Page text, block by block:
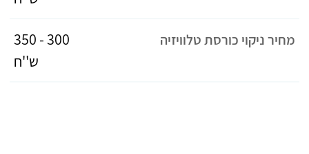
מחיר ניקוי כורסת טלוויזיה
300 - 350
ש''ח